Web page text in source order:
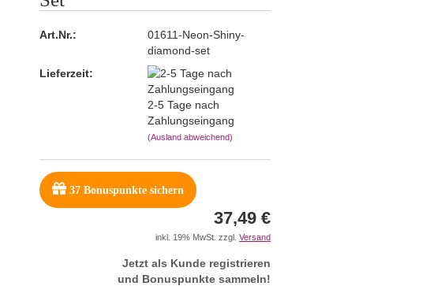
Art.Nr.:
01611-Neon-Shiny-
diamond-set
Lieferzeit:
2-5 Tage nach
Zahlungseingang
(Ausland abweichend)
37Bonuspunkte sichern
37,49 €
inkl. 19% MwSt. zzgl. Versand
Jetzt als Kunde registrieren
und Bonuspunkte sammeln!